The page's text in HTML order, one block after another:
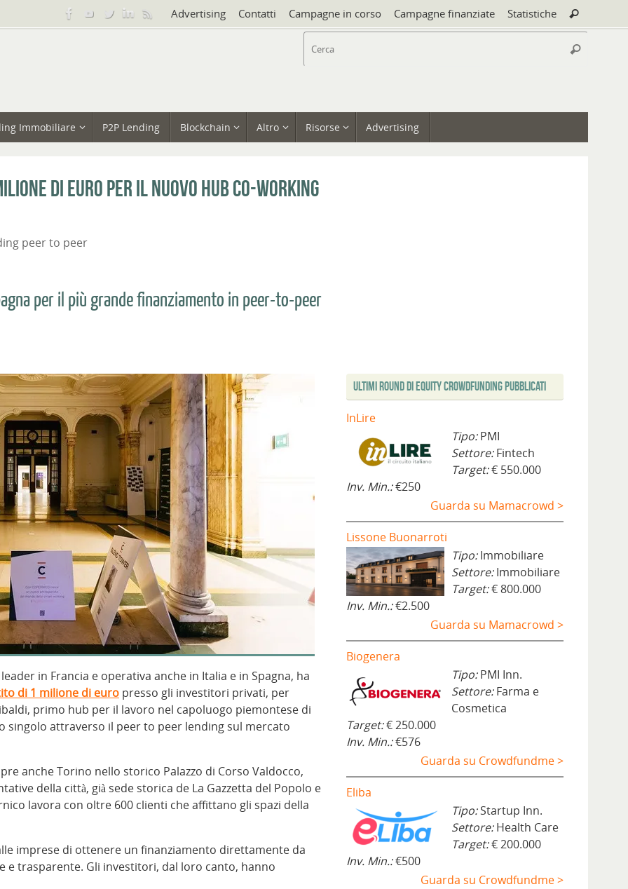
Advertising Contatti Campagne in corso Campagne finanziate Statistiche Cerca
Cerca
Immobiliare P2P Lending Blockchain Altro Risorse Advertising
di euro per il nuovo hub co-working
peer to peer
per il più grande finanziamento in peer-to-peer
in Francia e operativa anche in Italia e in Spagna, ha
di 1 milione di euro presso gli investitori privati, per
primo hub per il lavoro nel capoluogo piemontese di
singolo attraverso il peer to peer lending sul mercato
anche Torino nello storico Palazzo di Corso Valdocco,
della città, già sede storica de La Gazzetta del Popolo e
lavora con oltre 600 clienti che affittano gli spazi della
imprese di ottenere un finanziamento direttamente da
trasparente. Gli investitori, dal loro canto, hanno
Ultimi Round di Equity Crowdfunding Pubblicati
InLire
Tipo:PMI
Settore:Fintech
Target:€ 550.000
Inv. Min.:€250
Guarda su Mamacrowd >
Lissone Buonarroti
Tipo:Immobiliare
Settore:Immobiliare
Target:€ 800.000
Inv. Min.:€2.500
Guarda su Mamacrowd >
Biogenera
Tipo:PMI Inn.
Settore:Farma e
Cosmetica
Target:€ 250.000
Inv. Min.:€576
Guarda su Crowdfundme >
Eliba
Tipo:Startup Inn.
Settore:Health Care
Target:€ 200.000
Inv. Min.:€500
Guarda su Crowdfundme >